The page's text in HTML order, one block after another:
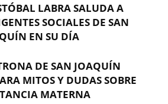
LABRA SALUDA A
SOCIALES DE SAN
EN SU DÍA
DE SAN JOAQUÍN
MITOS Y DUDAS SOBRE
MATERNA